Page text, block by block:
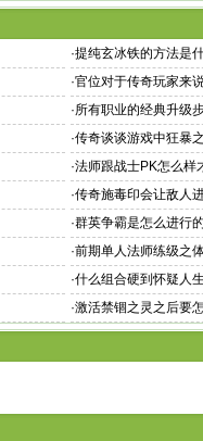
·提纯玄冰铁的方法是
·官位对于传奇玩家来
·所有职业的经典升级
·传奇谈谈游戏中狂暴
·法师跟战士PK怎么样
·传奇施毒印会让敌人
·群英争霸是怎么进行
·前期单人法师练级之
·什么组合硬到怀疑人
·激活禁锢之灵之后要